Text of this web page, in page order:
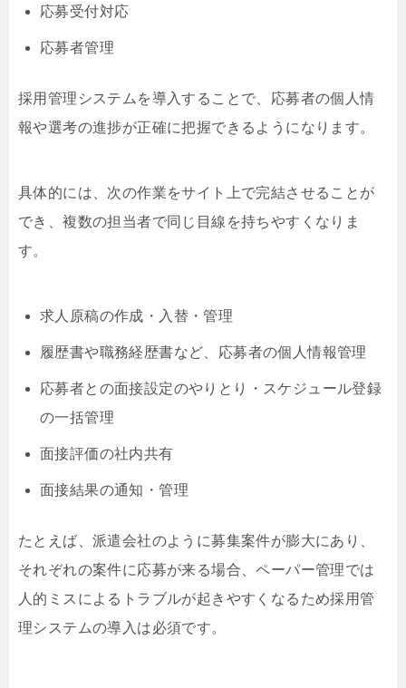
応募受付対応
応募者管理
採用管理システムを導入することで、応募者の個人情
報や選考の進捗が正確に把握できるようになります。
具体的には、次の作業をサイト上で完結させることが
でき、複数の担当者で同じ目線を持ちやすくなりま
す。
求人原稿の作成・入替・管理
履歴書や職務経歴書など、応募者の個人情報管理
応募者との面接設定のやりとり・スケジュール登録
の一括管理
面接評価の社内共有
面接結果の通知・管理
たとえば、派遣会社のように募集案件が膨大にあり、
それぞれの案件に応募が来る場合、ペーパー管理では
人的ミスによるトラブルが起きやすくなるため採用管
理システムの導入は必須です。